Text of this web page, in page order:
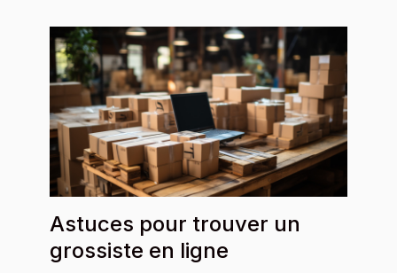
Astuces pour trouver un
grossiste en ligne